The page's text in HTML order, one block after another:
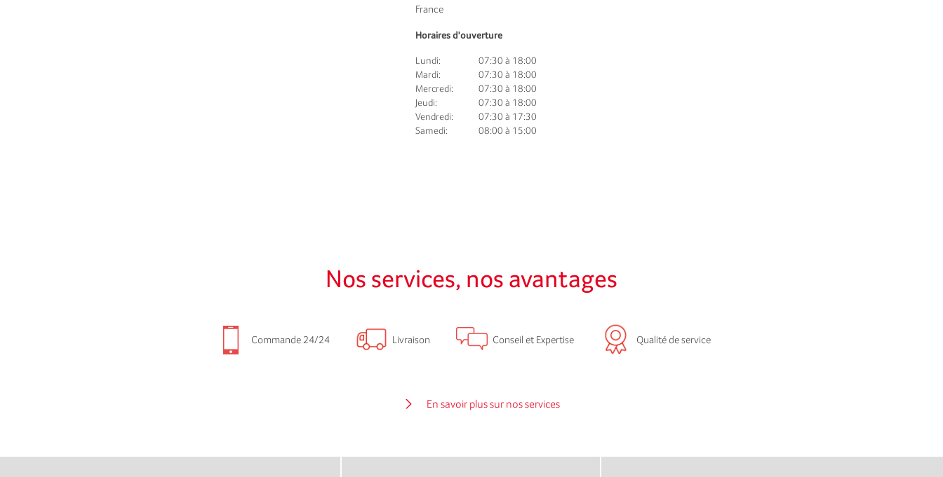
France
Horaires d'ouverture
Lundi:
07:30 à 18:00
Mardi:
07:30 à 18:00
Mercredi:
07:30 à 18:00
Jeudi:
07:30 à 18:00
Vendredi:
07:30 à 17:30
Samedi:
08:00 à 15:00
Nos services, nos avantages
Commande 24/24 Livraison Conseil et Expertise Qualité de service
En savoir plus sur nos services